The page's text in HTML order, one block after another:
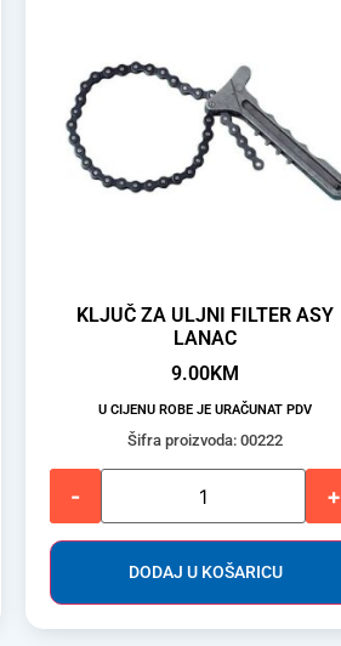
KLJUČ ZA ULJNI FILTER ASY
LANAC
9.00KM
U CIJENU ROBE JE URAČUNAT PDV
Šifra proizvoda: 00222
- +
DODAJ U KOŠARICU